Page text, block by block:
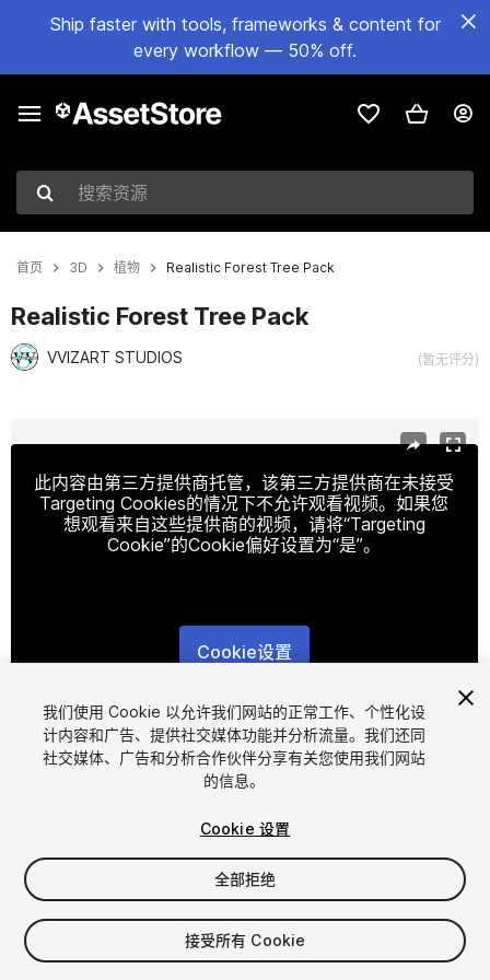
Ship faster with tools, frameworks & content for
every workflow — 50% off.
搜索资源
首页 3D 植物 Realistic Forest Tree Pack
Realistic Forest Tree Pack
VVIZART STUDIOS (暂无评分)
此内容由第三方提供商托管，该第三方提供商在未接受
Targeting Cookies的情况下不允许观看视频。如果您
想观看来自这些提供商的视频，请将“Targeting
Cookie”的Cookie偏好设置为“是”。
Cookie设置
1/17
$20
增值税将在结算时计算
我们使用 Cookie 以允许我们网站的正常工作、个性化设
计内容和广告、提供社交媒体功能并分析流量。我们还同
社交媒体、广告和分析合作伙伴分享有关您使用我们网站
的信息。
Cookie 设置
全部拒绝
接受所有 Cookie